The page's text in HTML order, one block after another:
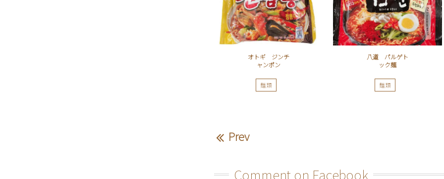
オトギ ジンチ
ャンポン
麺類
八道 パルゲト
ック麺
麺類
Prev
Comment on Facebook